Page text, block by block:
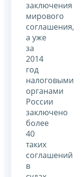
заключения
мирового
соглашения,
а уже
за
2014
год
налоговыми
органами
России
заключено
более
40
таких
соглашений
в